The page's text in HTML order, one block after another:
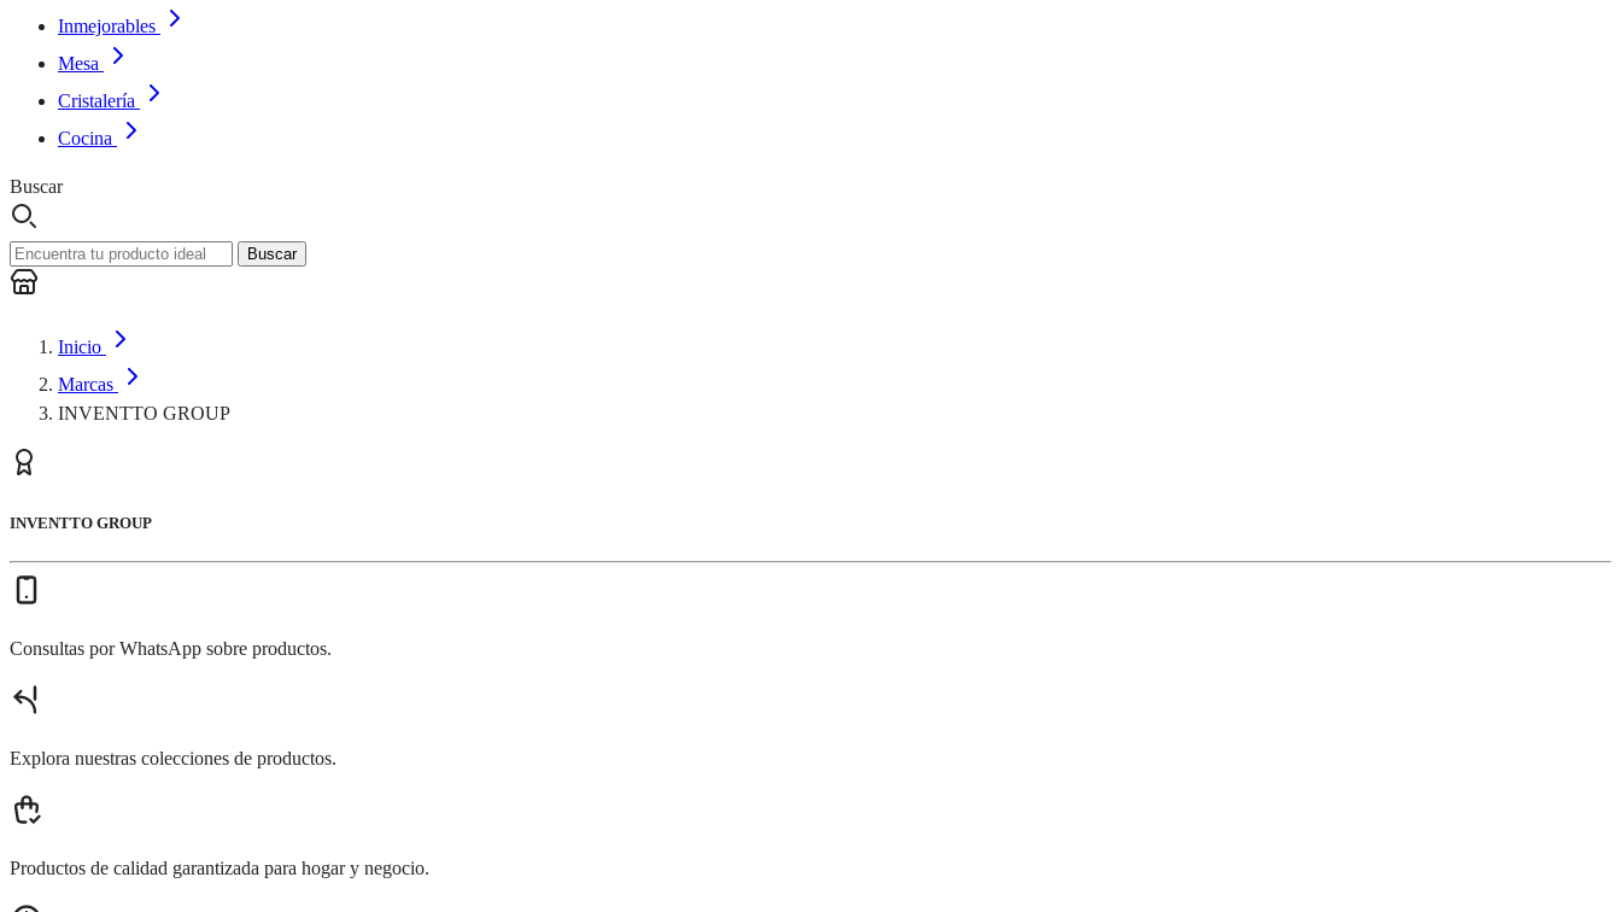
Inmejorables
Mesa
Cristalería
Cocina
Buscar
Buscar
Inicio
Marcas
INVENTTO GROUP
INVENTTO GROUP
Consultas por WhatsApp sobre productos.
Explora nuestras colecciones de productos.
Productos de calidad garantizada para hogar y negocio.